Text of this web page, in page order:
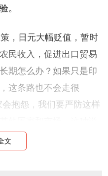
。
，日元大幅贬值，暂时
民收入，促进出口贸易
期怎么办？如果只是印
这条路也不会走很
抱怨，我们要严防这样
，我目前比较担心日元
文